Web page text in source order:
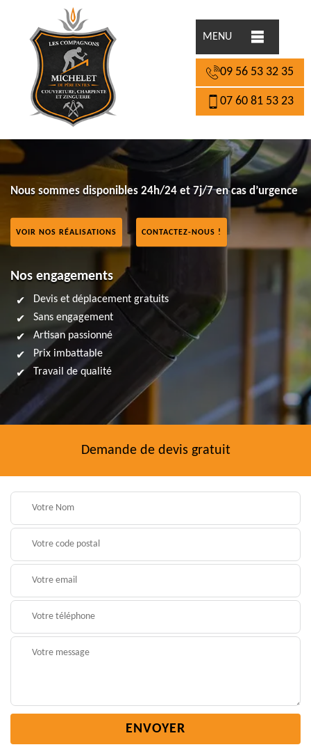
MENU
09 56 53 32 35
07 60 81 53 23
Nous sommes disponibles 24h/24 et 7j/7 en cas d’urgence
VOIR NOS RÉALISATIONS CONTACTEZ-NOUS !
Nos engagements
Devis et déplacement gratuits
Sans engagement
Artisan passionné
Prix imbattable
Travail de qualité
Demande de devis gratuit